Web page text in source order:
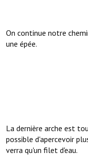
On continue notre
une épée.
La dernière arche est
possible d'apercevoir
verra qu'un filet d'eau.